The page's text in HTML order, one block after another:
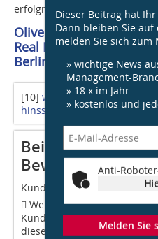
erfolgreicher sein können als
Oliver Arnemann ist
Real Estate
Berlin
[10] www.itone.lu/
hinssen
Beispielhafte
Bewertung des
Kundenorientierung
 Welche
Kunden/Mietern/Nutzern
diese vernetzt?
Dieser Beitrag hat
Dann bleiben Sie
melden Sie sich zum
» wichtige News
Management-
» 18 x im Jahr
» kostenlos und
Anti-
Melden Sie